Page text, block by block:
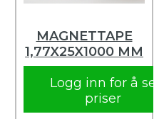
MAGNETTAPE
1,77X25X1000 MM
Logg inn for å se
priser